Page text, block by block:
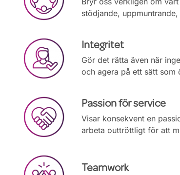
stödjande,
Integritet
Gör det rätta även när
och agera på ett sätt som
Passion för service
Visar konsekvent en
arbeta outtröttligt för att
Teamwork